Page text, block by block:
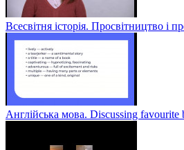
Всесвітня історія. Просвітництво і
Англійська мова. Discussing favourite